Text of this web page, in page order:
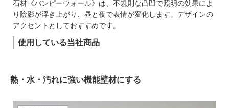
石材《バンピーウォール》は、不規則な凸凹で照明の効果によ
り陰影が浮き上がり、昼と夜で表情が変化します。デザインの
アクセントとしておすすめです。
使用している当社商品
熱・水・汚れに強い機能壁材にする